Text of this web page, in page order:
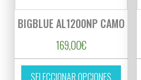
BIGBLUE AL1200NP CAMO
169,00€
SELECCIONAR OPCIONES